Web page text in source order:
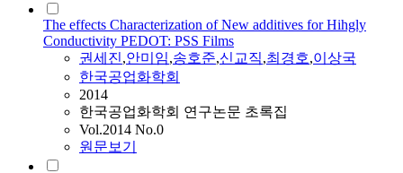
The effects Characterization of New additives for Hihgly
Conductivity PEDOT: PSS Films
권세진,안미임,송호준,신교직,최경호,이상국
한국공업화학회
2014
한국공업화학회 연구논문 초록집
Vol.2014 No.0
원문보기